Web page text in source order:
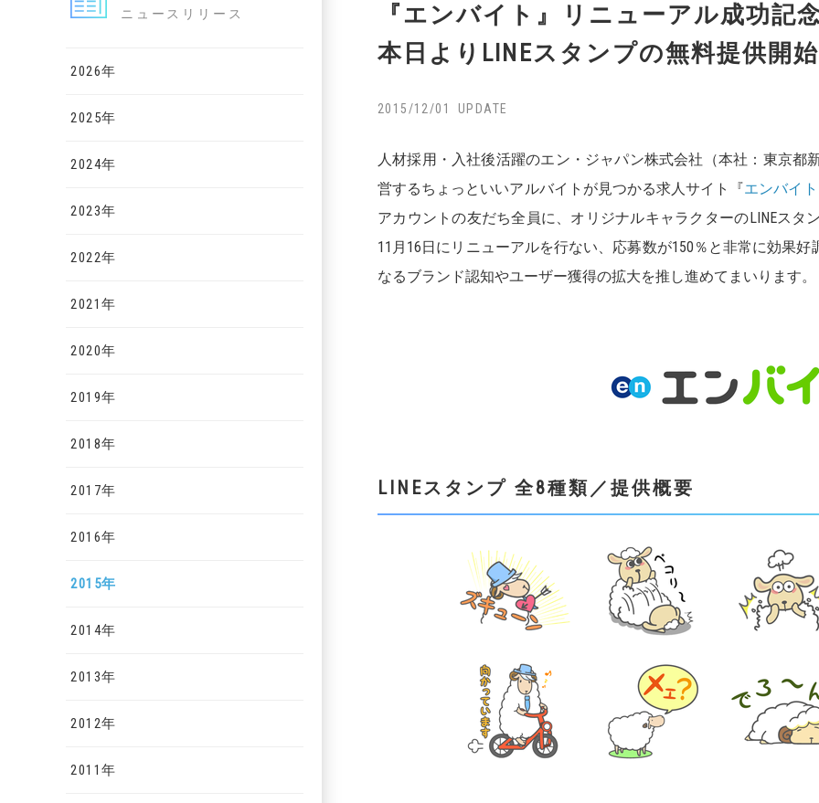
ニュースリリース
2026年
2025年
2024年
2023年
2022年
2021年
2020年
2019年
2018年
2017年
2016年
2015年
2014年
2013年
2012年
2011年
『エンバイト』リニューアル成功記
本日よりLINEスタンプの無料提供開
2015/12/01
人材採用・入社後活躍のエン・ジャパン株式会社（本社：東京都
営するちょっといいアルバイトが見つかる求人サイト『エンバイト
アカウントの友だち全員に、オリジナルキャラクターのLINEスタ
11月16日にリニューアルを行ない、応募数が150％と非常に効果
なるブランド認知やユーザー獲得の拡大を推し進めてまいります。
LINEスタンプ 全8種類／提供概要